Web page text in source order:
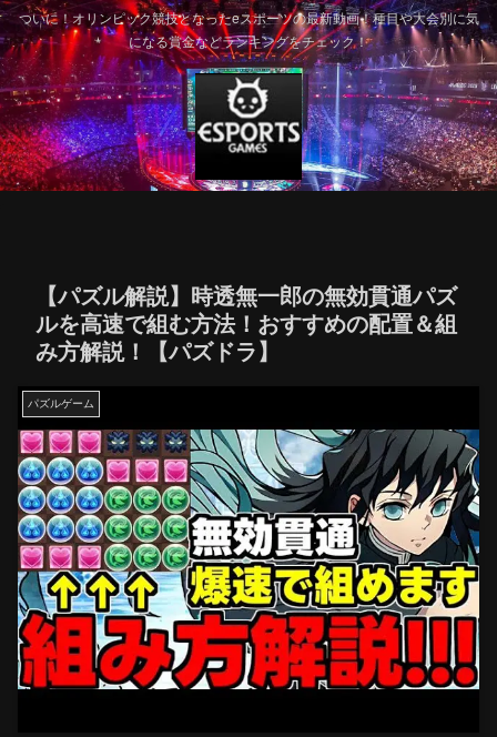
ついに！オリンピック競技となったeスポーツの最新動画！種目や大会別に気
になる賞金などランキングをチェック！
【パズル解説】時透無一郎の無効貫通パズ
ルを高速で組む方法！おすすめの配置＆組
み方解説！【パズドラ】
パズルゲーム